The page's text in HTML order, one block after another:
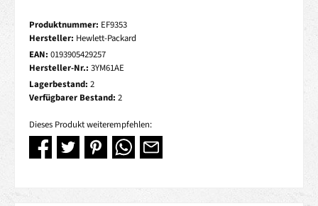
Produktnummer: EF9353
Hersteller: Hewlett-Packard
EAN: 0193905429257
Hersteller-Nr.: 3YM61AE
Lagerbestand: 2
Verfügbarer Bestand: 2
Dieses Produkt weiterempfehlen: